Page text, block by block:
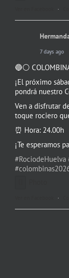
·
7 days ago
🔵⚪️
¡El próximo
pondrá nuestro
Ven a disfrutar
toque rociero
⏰ Hora: 24.00h
¡Te esperamos
#RociodeHuelva
·